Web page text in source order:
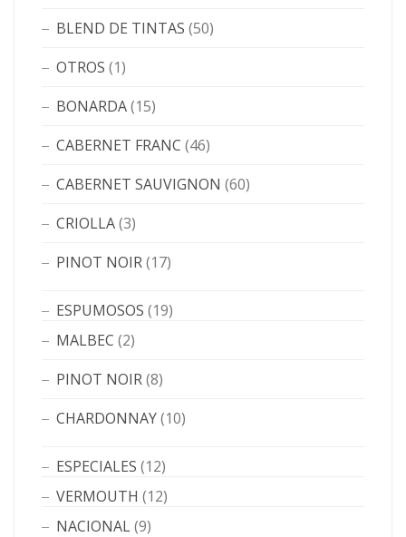
BLEND DE TINTAS (50)
OTROS (1)
BONARDA(15)
CABERNET FRANC (46)
CABERNET SAUVIGNON (60)
CRIOLLA(3)
PINOT NOIR(17)
ESPUMOSOS (19)
MALBEC (2)
PINOT NOIR(8)
CHARDONNAY(10)
ESPECIALES (12)
VERMOUTH (12)
NACIONAL(9)